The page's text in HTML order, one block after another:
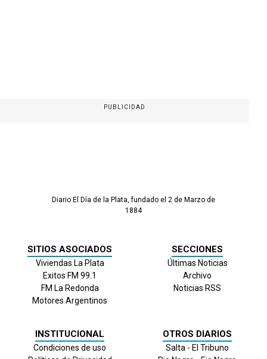
PUBLICIDAD
Diario El Día de la Plata, fundado el 2 de Marzo de
1884
SITIOS ASOCIADOS
Viviendas La Plata
Exitos FM 99.1
FM La Redonda
Motores Argentinos
SECCIONES
Últimas Noticias
Archivo
Noticias RSS
INSTITUCIONAL
Condiciones de uso
OTROS DIARIOS
Salta - El Tribuno